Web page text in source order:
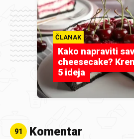
ČLANAK
Kako napraviti
cheesecake?
5 ideja
91 Komentar